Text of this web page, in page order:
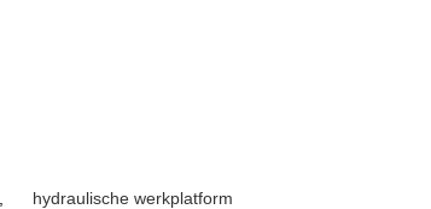
hydraulische werkplatform